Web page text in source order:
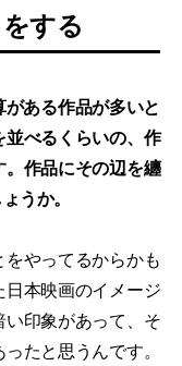
する
ある作品が多いと
べるくらいの、作
作品にその辺を纏
うか。
やってるからかも
日本映画のイメージ
い印象があって、そ
たと思うんです。